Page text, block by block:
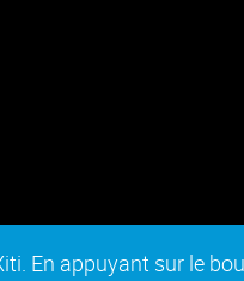
En appuyant sur le